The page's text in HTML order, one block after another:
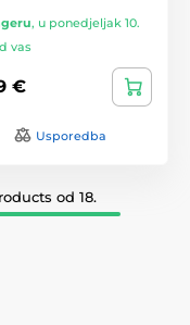
, u ponedjeljak 10.
vas
€
Usporedba
od 18.